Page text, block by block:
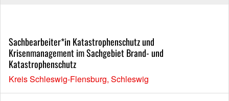
Sachbearbeiter*in Katastrophenschutz und
Krisenmanagement im Sachgebiet Brand- und
Katastrophenschutz
Kreis Schleswig-Flensburg, Schleswig